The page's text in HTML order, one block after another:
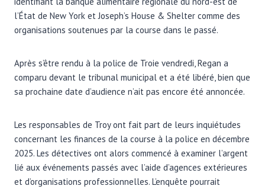
l’État de New York et Joseph’s House & Shelter comme des
organisations soutenues par la course dans le passé.
Après s’être rendu à la police de Troie vendredi, Regan a
comparu devant le tribunal municipal et a été libéré, bien que
sa prochaine date d’audience n’ait pas encore été annoncée.
Les responsables de Troy ont fait part de leurs inquiétudes
concernant les finances de la course à la police en décembre
2025. Les détectives ont alors commencé à examiner l’argent
lié aux événements passés avec l’aide d’agences extérieures
et d’organisations professionnelles. L’enquête pourrait